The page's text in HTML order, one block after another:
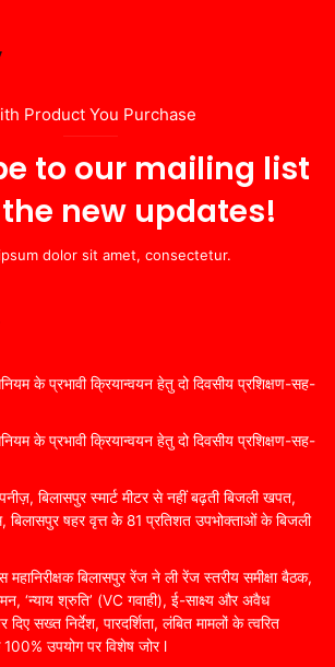
Product You Purchase
to our mailing list
new updates!
dolor sit amet, consectetur.
के प्रभावी क्रियान्वयन हेतु दो दिवसीय प्रशिक्षण-सह-
के प्रभावी क्रियान्वयन हेतु दो दिवसीय प्रशिक्षण-सह-
बिलासपुर स्मार्ट मीटर से नहीं बढ़ती बिजली खपत,
षहर वृत्त केे 81 प्रतिशत उपभोक्ताओं के बिजली
महानिरीक्षक बिलासपुर रेंज ने ली रेंज स्तरीय समीक्षा बैठक,
‘न्याय श्रुति’ (VC गवाही), ई-साक्ष्य और अवैध
दिए सख्त निर्देश, पारदर्शिता, लंबित मामलों के त्वरित
उपयोग पर विशेष जोर l